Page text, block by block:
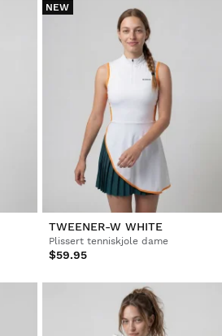
NEW
TWEENER-W WHITE
Plissert tenniskjole dame
$59.95